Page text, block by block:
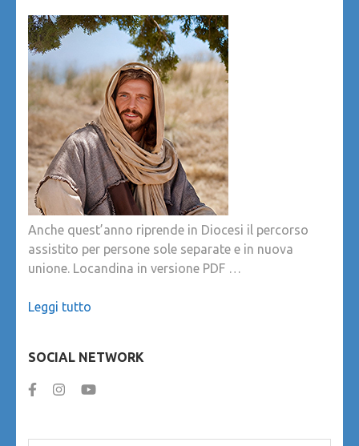
Anche quest’anno riprende in Diocesi il percorso
assistito per persone sole separate e in nuova
unione. Locandina in versione PDF …
Leggi tutto
SOCIAL NETWORK